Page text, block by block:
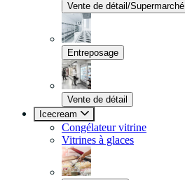
Vente de détail/Supermarché
Entreposage
Vente de détail
Icecream
Congélateur vitrine
Vitrines à glaces